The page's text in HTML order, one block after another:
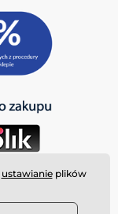
ustawianieplików